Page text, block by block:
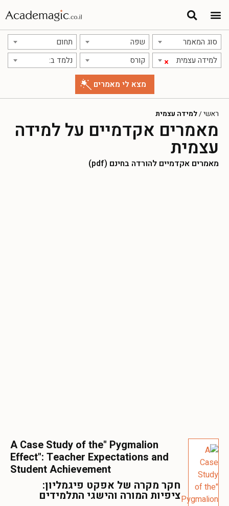
סוג המאמר שפה תחום
× למידה עצמית קורס נלמד ב:
ראשי /למידה עצמית
מאמרים אקדמיים על למידה
עצמית
מאמרים אקדמיים להורדה בחינם (pdf)
A Case Study of the" Pygmalion
Effect": Teacher Expectations and
Student Achievement
חקר מקרה של אפקט פיגמליון:
ציפיות המורה והישגי התלמידים